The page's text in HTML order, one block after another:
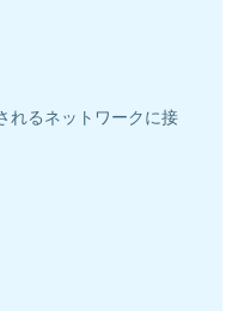
れるネットワークに接